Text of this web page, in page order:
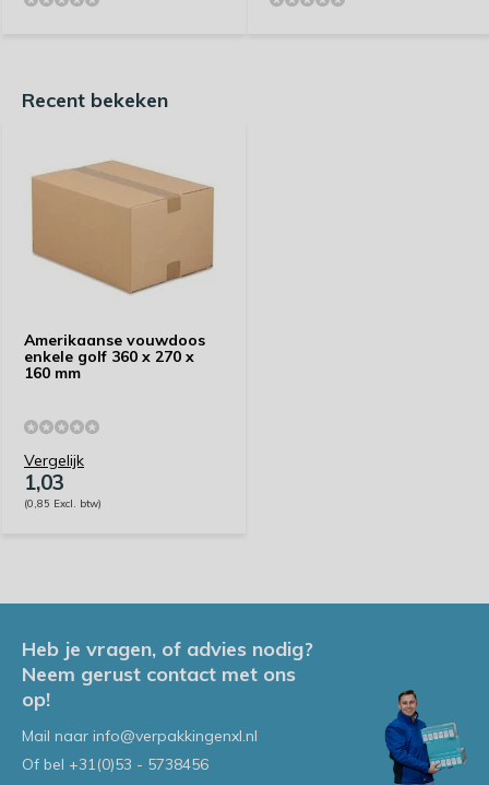
Recent bekeken
Amerikaanse vouwdoos
enkele golf 360 x 270 x
160 mm
Vergelijk
1,03
(0,85 Excl. btw)
Heb je vragen, of advies nodig?
Neem gerust contact met ons
op!
Mail naar info@verpakkingenxl.nl
Of bel +31(0)53 - 5738456